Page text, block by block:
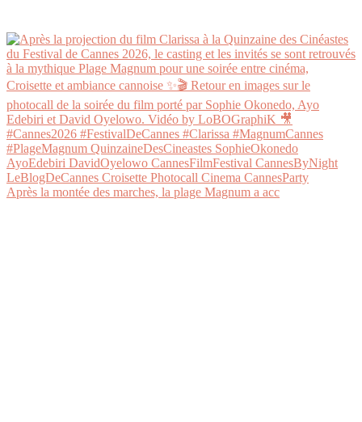
Après la montée des marches, la plage Magnum a acc